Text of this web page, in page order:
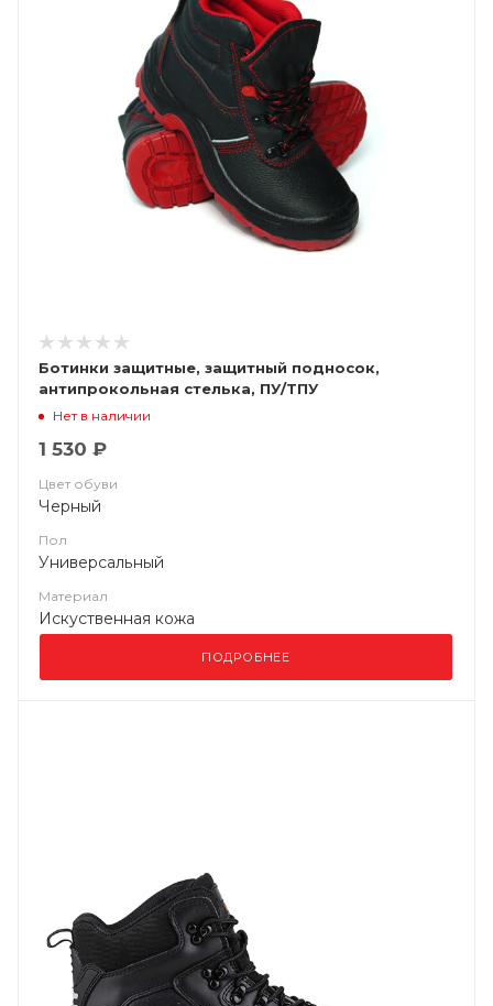
Ботинки защитные, защитный подносок,
антипрокольная стелька, ПУ/ТПУ
Нет в наличии
1 530 ₽
Цвет обуви
Черный
Пол
Универсальный
Материал
Искуственная кожа
ПОДРОБНЕЕ